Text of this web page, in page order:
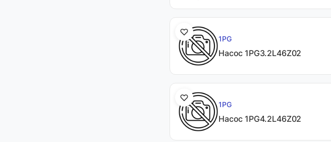
1PG
Насос 1PG3.2L46Z02
1PG
Насос 1PG4.2L46Z02